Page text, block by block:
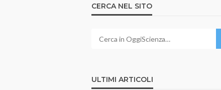
CERCA NEL SITO
ULTIMI ARTICOLI